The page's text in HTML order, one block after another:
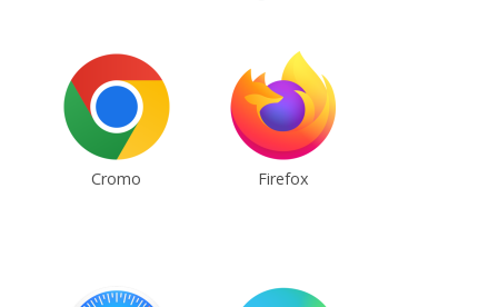
Cromo Firefox